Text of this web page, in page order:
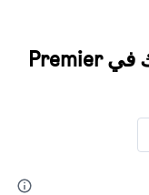
اعثر على نتائج أفضل لإقامتك في Premier